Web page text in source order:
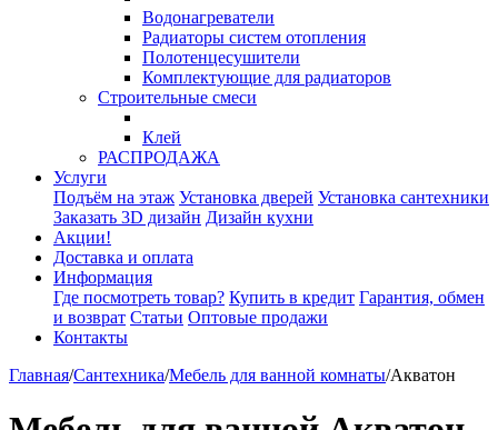
Водонагреватели
Радиаторы систем отопления
Полотенцесушители
Комплектующие для радиаторов
Строительные смеси
Клей
РАСПРОДАЖА
Услуги
Подъём на этаж Установка дверей Установка сантехники
Заказать 3D дизайн Дизайн кухни
Акции!
Доставка и оплата
Информация
Где посмотреть товар? Купить в кредит Гарантия, обмен
и возврат Статьи Оптовые продажи
Контакты
Главная/Сантехника/Мебель для ванной комнаты/Акватон